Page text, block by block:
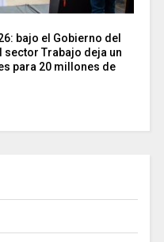
bajo el Gobierno del
sector Trabajo deja un
para 20 millones de